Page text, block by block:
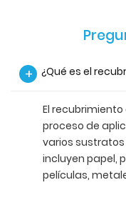
+ ¿Qué es el
El
proceso de
varios
incluyen papel,
películas,